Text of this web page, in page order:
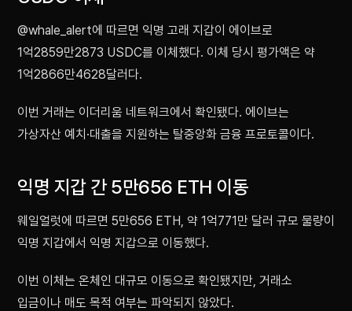
@whale_alert에 따르면 익명 고래 지갑이 에이브로
1억2859만2873 USDC를 이체했다. 이체 당시 평가액은 약
1억2866만4628달러다.
이번 거래는 이더리움 네트워크에서 확인됐다. 에이브는
가상자산 예치·대출을 지원하는 탈중앙화 금융 프로토콜이다.
익명 지갑 간 5만656 ETH 이동
웨일얼럿에 따르면 5만656 ETH, 약 1억771만 달러 규모 물량이
익명 지갑에서 익명 지갑으로 이동했다.
이번 이체는 온체인 대규모 이동으로 확인됐지만, 거래소
입금이나 매도 목적 여부는 파악되지 않았다.